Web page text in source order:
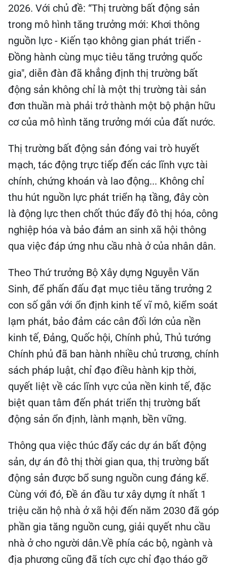
2026. Với chủ đề: “Thị trường bất động sản
trong mô hình tăng trưởng mới: Khơi thông
nguồn lực - Kiến tạo không gian phát triển -
Đồng hành cùng mục tiêu tăng trưởng quốc
gia", diễn đàn đã khẳng định thị trường bất
động sản không chỉ là một thị trường tài sản
đơn thuần mà phải trở thành một bộ phận hữu
cơ của mô hình tăng trưởng mới của đất nước.
Thị trường bất động sản đóng vai trò huyết
mạch, tác động trực tiếp đến các lĩnh vực tài
chính, chứng khoán và lao động... Không chỉ
thu hút nguồn lực phát triển hạ tầng, đây còn
là động lực then chốt thúc đẩy đô thị hóa, công
nghiệp hóa và bảo đảm an sinh xã hội thông
qua việc đáp ứng nhu cầu nhà ở của nhân dân.
Theo Thứ trưởng Bộ Xây dựng Nguyễn Văn
Sinh, để phấn đấu đạt mục tiêu tăng trưởng 2
con số gắn với ổn định kinh tế vĩ mô, kiểm soát
lạm phát, bảo đảm các cân đối lớn của nền
kinh tế, Đảng, Quốc hội, Chính phủ, Thủ tướng
Chính phủ đã ban hành nhiều chủ trương, chính
sách pháp luật, chỉ đạo điều hành kịp thời,
quyết liệt về các lĩnh vực của nền kinh tế, đặc
biệt quan tâm đến phát triển thị trường bất
động sản ổn định, lành mạnh, bền vững.
Thông qua việc thúc đẩy các dự án bất động
sản, dự án đô thị thời gian qua, thị trường bất
động sản được bổ sung nguồn cung đáng kể.
Cùng với đó, Đề án đầu tư xây dựng ít nhất 1
triệu căn hộ nhà ở xã hội đến năm 2030 đã góp
phần gia tăng nguồn cung, giải quyết nhu cầu
nhà ở cho người dân.Về phía các bộ, ngành và
địa phương cũng đã tích cực chỉ đạo tháo gỡ